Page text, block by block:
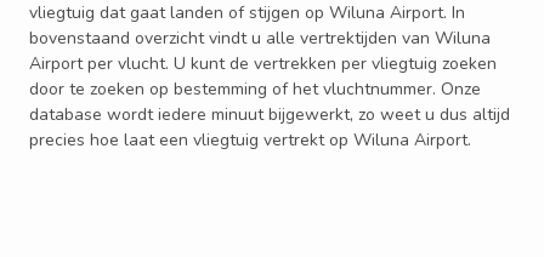
vliegtuig dat gaat landen of stijgen op Wiluna Airport. In
bovenstaand overzicht vindt u alle vertrektijden van Wiluna
Airport per vlucht. U kunt de vertrekken per vliegtuig zoeken
door te zoeken op bestemming of het vluchtnummer. Onze
database wordt iedere minuut bijgewerkt, zo weet u dus altijd
precies hoe laat een vliegtuig vertrekt op Wiluna Airport.